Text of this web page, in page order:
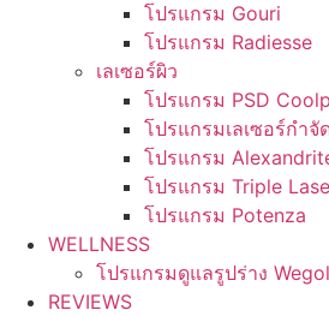
โปรแกรม Gouri
โปรแกรม Radiesse
เลเซอร์ผิว
โปรแกรม PSD
โปรแกรมเลเซอร์กำจั
โปรแกรม
โปรแกรม Triple
โปรแกรม Potenza
WELLNESS
โปรแกรมดูแลรูปร่าง
REVIEWS